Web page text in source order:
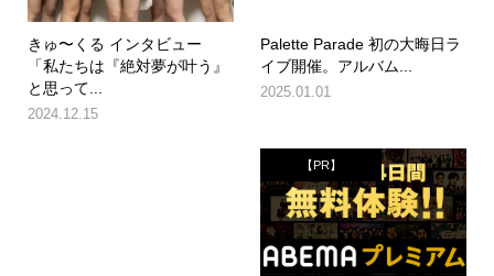
きゅ〜くる インタビュー
「私たちは『絶対夢が叶う』
と思って...
2024.12.15
Palette Parade 初の大晦日ラ
イブ開催。アルバム...
2025.01.01
【PR】